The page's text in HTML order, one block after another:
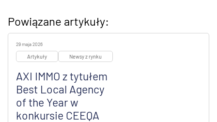
Powiązane artykuły:
29 maja 2026
Artykuły Newsy z rynku
AXI IMMO z tytułem
Best Local Agency
of the Year w
konkursie CEEQA